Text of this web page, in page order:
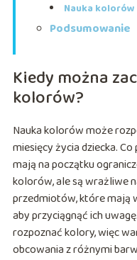
Nauka
Podsumowanie
Kiedy można
kolorów?
Nauka kolorów może
miesięcy życia dziecka.
mają na początku
kolorów, ale są wrażliwe
przedmiotów, które mają
aby przyciągnąć ich
rozpoznać kolory, więc
obcowania z różnymi